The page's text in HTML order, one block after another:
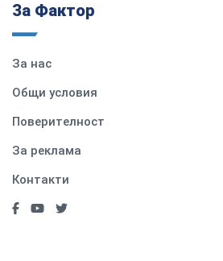
За Фактор
За нас
Общи условия
Поверителност
За реклама
Контакти